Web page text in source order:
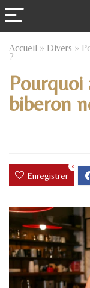
Accueil » Divers »
?
biberon
Enregistrer
0